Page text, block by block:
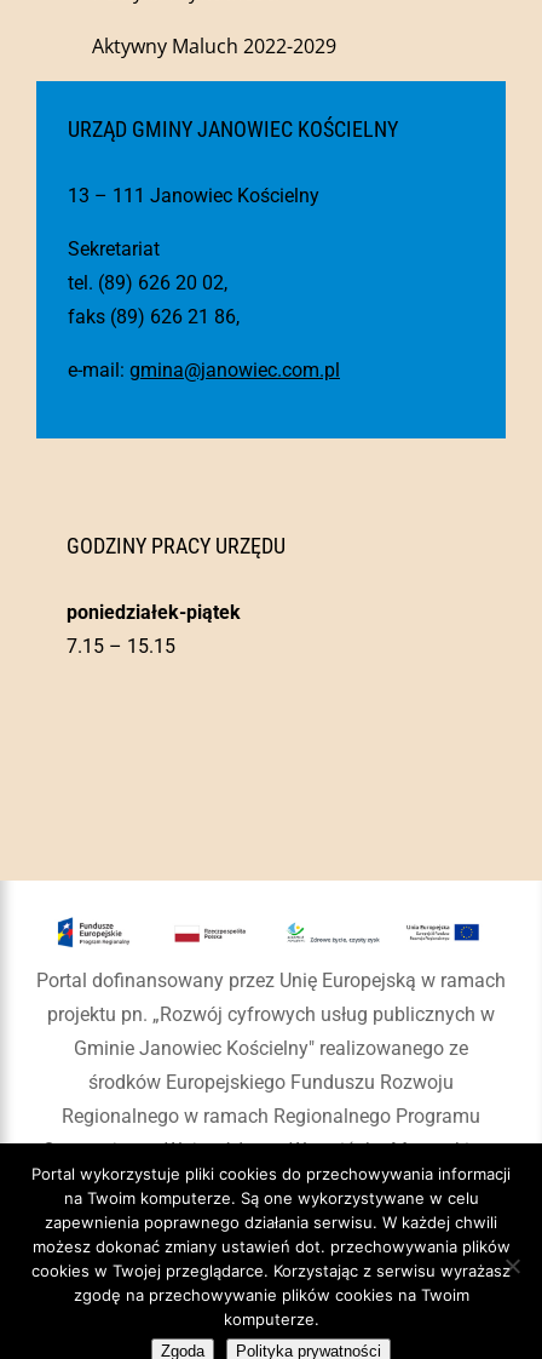
Aktywny Maluch 2022-2029
URZĄD GMINY JANOWIEC KOŚCIELNY
13 – 111 Janowiec Kościelny
Sekretariat
tel. (89) 626 20 02,
faks (89) 626 21 86,
e-mail: gmina@janowiec.com.pl
GODZINY PRACY URZĘDU
poniedziałek-piątek
7.15 – 15.15
Portal dofinansowany przez Unię Europejską w ramach
projektu pn. „Rozwój cyfrowych usług publicznych w
Gminie Janowiec Kościelny" realizowanego ze
środków Europejskiego Funduszu Rozwoju
Regionalnego w ramach Regionalnego Programu
Operacyjnego Województwa Warmińsko-Mazurskiego
na lata 2014-2020
Copyright 2020 Gmina Janowiec Kościelny
Portal wykorzystuje pliki cookies do przechowywania informacji
na Twoim komputerze. Są one wykorzystywane w celu
zapewnienia poprawnego działania serwisu. W każdej chwili
możesz dokonać zmiany ustawień dot. przechowywania plików
cookies w Twojej przeglądarce. Korzystając z serwisu wyrażasz
zgodę na przechowywanie plików cookies na Twoim
komputerze.
Zgoda Polityka prywatności